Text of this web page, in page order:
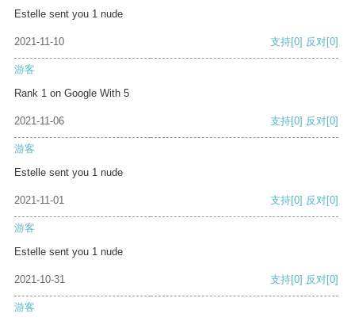
Estelle sent you 1 nude
2021-11-10 支持[0] 反对[0]
游客
Rank 1 on Google With 5
2021-11-06 支持[0] 反对[0]
游客
Estelle sent you 1 nude
2021-11-01 支持[0] 反对[0]
游客
Estelle sent you 1 nude
2021-10-31 支持[0] 反对[0]
游客